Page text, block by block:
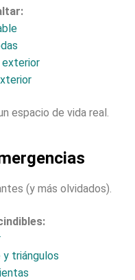
exterior
espacio de vida real.
(y más olvidados).
triángulos